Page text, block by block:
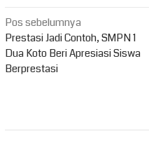
Navigasi
pos
Pos sebelumnya
Prestasi Jadi Contoh, SMPN 1
Dua Koto Beri Apresiasi Siswa
Berprestasi